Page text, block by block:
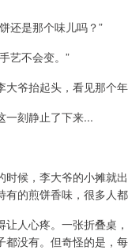
还是那个味儿吗？”
艺不会变。”
大爷抬起头，看见那个
一刻静止了下来...
时候，李大爷的小摊就
的煎饼香味，很多人都
让人心疼。一张折叠桌
没有。但奇怪的是，